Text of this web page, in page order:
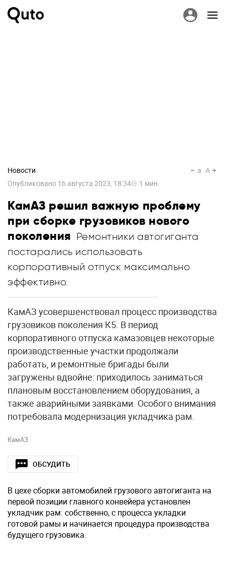
Новости
Опубликовано 16 августа 2023, 18:34 1 мин.
a A
КамАЗ решил важную проблему
при сборке грузовиков нового
поколения Ремонтники автогиганта
постарались использовать
корпоративный отпуск максимально
эффективно.
КамАЗ усовершенствовал процесс производства
грузовиков поколения К5. В период
корпоративного отпуска камазовцев некоторые
производственные участки продолжали
работать, и ремонтные бригады были
загружены вдвойне: приходилось заниматься
плановым восстановлением оборудования, а
также аварийными заявками. Особого внимания
потребовала модернизация укладчика рам.
КамАЗ
ОБСУДИТЬ
В цехе сборки автомобилей грузового автогиганта на
первой позиции главного конвейера установлен
укладчик рам: собственно, с процесса укладки
готовой рамы и начинается процедура производства
будущего грузовика.